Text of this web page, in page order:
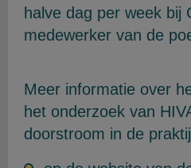
halve dag per week bij
medewerker van de
Meer informatie over
het onderzoek van
doorstroom in de